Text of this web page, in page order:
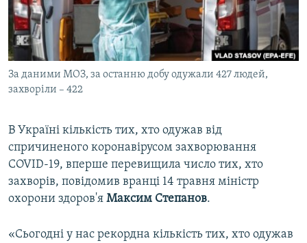
ВІДЕОУРОКИ «ELIFBE»
СВІДЧЕННЯ ОКУПАЦІЇ
УКРАЇНСЬКА ПРОБЛЕМА КРИМУ
ІНФОГРАФІКА
Русский
Qırımtatar
ДОЛУЧАЙСЯ!
Усі сайти RFE/RL
За даними МОЗ, за останню добу одужали 427 людей,
захворіли – 422
В Україні кількість тих, хто одужав від
спричиненого коронавірусом захворювання
COVID-19, вперше перевищила число тих, хто
захворів, повідомив вранці 14 травня міністр
охорони здоров'я Максим Степанов.
«Сьогодні у нас рекордна кількість тих, хто одужав